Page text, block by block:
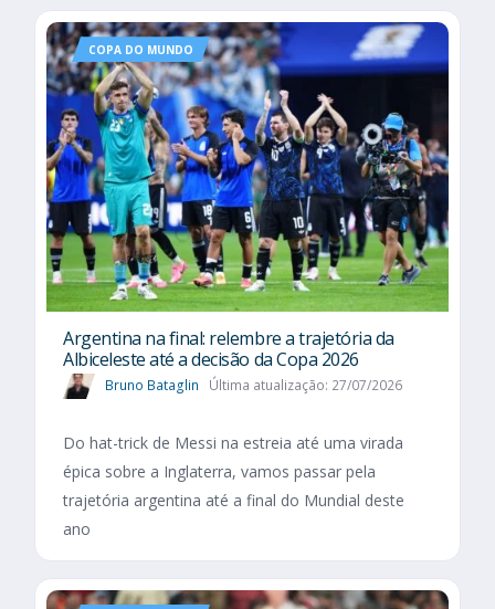
COPA DO MUNDO
Argentina na final: relembre a trajetória da
Albiceleste até a decisão da Copa 2026
Bruno Bataglin Última atualização: 27/07/2026
Do hat-trick de Messi na estreia até uma virada
épica sobre a Inglaterra, vamos passar pela
trajetória argentina até a final do Mundial deste
ano